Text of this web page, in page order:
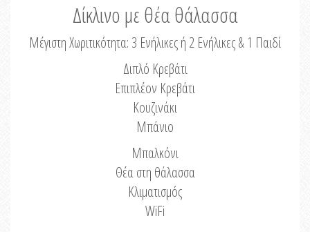
Δίκλινο με θέα θάλασσα
Μέγιστη Χωριτικότητα: 3 Ενήλικες ή 2 Ενήλικες & 1 Παιδί
Διπλό Κρεβάτι
Επιπλέον Κρεβάτι
Κουζινάκι
Μπάνιο
Μπαλκόνι
Θέα στη θάλασσα
Κλιματισμός
WiFi